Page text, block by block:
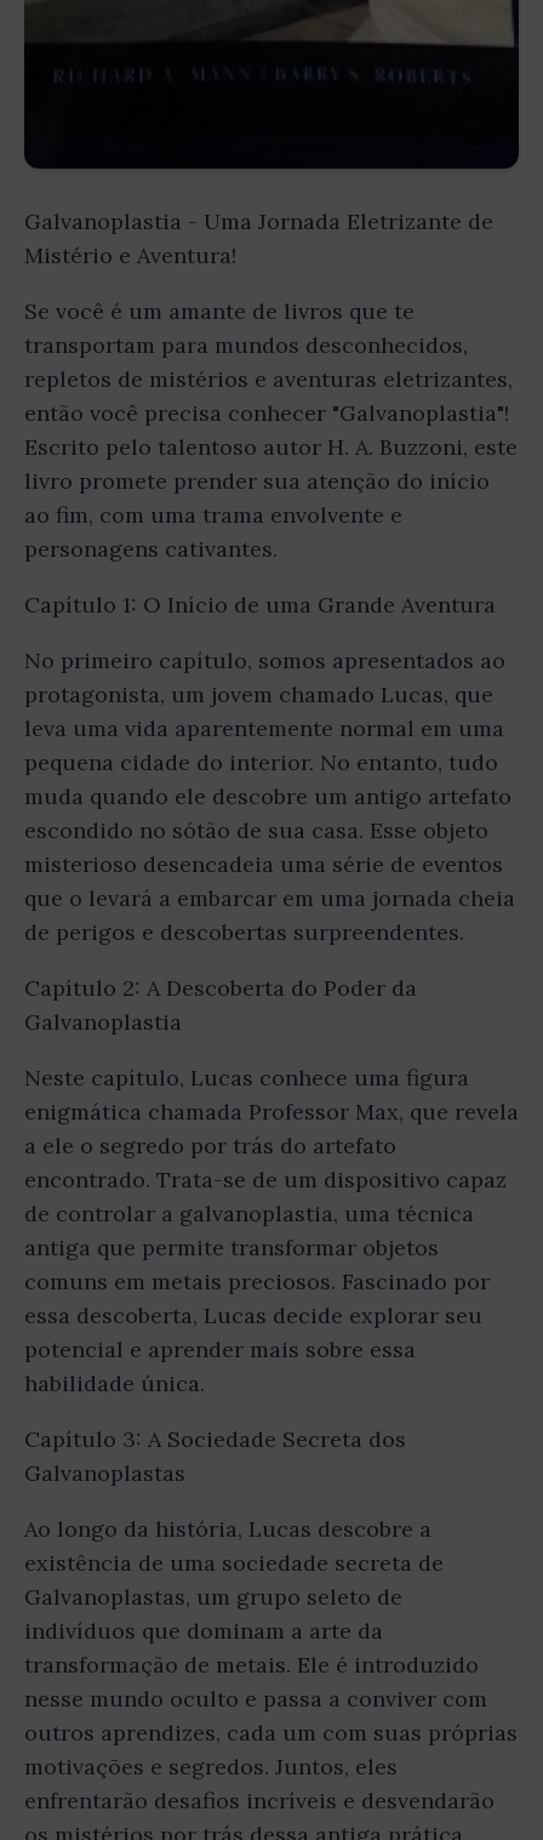
Galvanoplastia - Uma Jornada Eletrizante de
Mistério e Aventura!
Se você é um amante de livros que te
transportam para mundos desconhecidos,
repletos de mistérios e aventuras eletrizantes,
então você precisa conhecer "Galvanoplastia"!
Escrito pelo talentoso autor H. A. Buzzoni, este
livro promete prender sua atenção do início
ao fim, com uma trama envolvente e
personagens cativantes.
Capítulo 1: O Início de uma Grande Aventura
No primeiro capítulo, somos apresentados ao
protagonista, um jovem chamado Lucas, que
leva uma vida aparentemente normal em uma
pequena cidade do interior. No entanto, tudo
muda quando ele descobre um antigo artefato
escondido no sótão de sua casa. Esse objeto
misterioso desencadeia uma série de eventos
que o levará a embarcar em uma jornada cheia
de perigos e descobertas surpreendentes.
Capítulo 2: A Descoberta do Poder da
Galvanoplastia
Neste capítulo, Lucas conhece uma figura
enigmática chamada Professor Max, que revela
a ele o segredo por trás do artefato
encontrado. Trata-se de um dispositivo capaz
de controlar a galvanoplastia, uma técnica
antiga que permite transformar objetos
comuns em metais preciosos. Fascinado por
essa descoberta, Lucas decide explorar seu
potencial e aprender mais sobre essa
habilidade única.
Capítulo 3: A Sociedade Secreta dos
Galvanoplastas
Ao longo da história, Lucas descobre a
existência de uma sociedade secreta de
Galvanoplastas, um grupo seleto de
indivíduos que dominam a arte da
transformação de metais. Ele é introduzido
nesse mundo oculto e passa a conviver com
outros aprendizes, cada um com suas próprias
motivações e segredos. Juntos, eles
enfrentarão desafios incríveis e desvendarão